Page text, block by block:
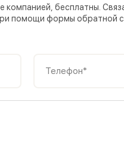
компанией, бесплатны.
помощи формы обратной
Телефон*